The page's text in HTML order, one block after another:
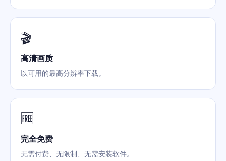
🎬
高清画质
以可用的最高分辨率下载。
🆓
完全免费
无需付费、无限制、无需安装软件。